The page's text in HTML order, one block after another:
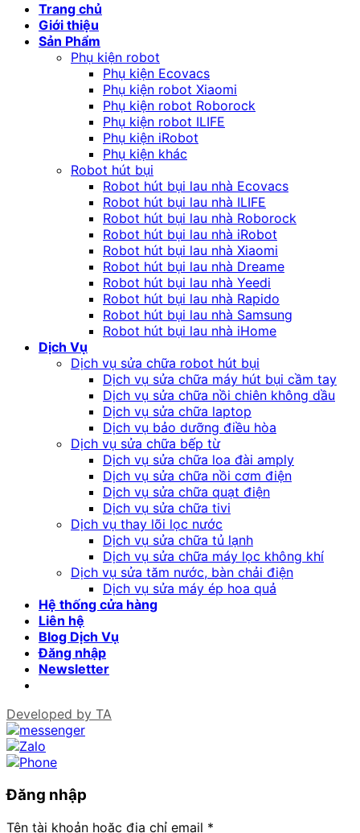
Trang chủ
Giới thiệu
Sản Phẩm
Phụ kiện robot
Phụ kiện Ecovacs
Phụ kiện robot Xiaomi
Phụ kiện robot Roborock
Phụ kiện robot ILIFE
Phụ kiện iRobot
Phụ kiện khác
Robot hút bụi
Robot hút bụi lau nhà Ecovacs
Robot hút bụi lau nhà ILIFE
Robot hút bụi lau nhà Roborock
Robot hút bụi lau nhà iRobot
Robot hút bụi lau nhà Xiaomi
Robot hút bụi lau nhà Dreame
Robot hút bụi lau nhà Yeedi
Robot hút bụi lau nhà Rapido
Robot hút bụi lau nhà Samsung
Robot hút bụi lau nhà iHome
Dịch Vụ
Dịch vụ sửa chữa robot hút bụi
Dịch vụ sửa chữa máy hút bụi cầm tay
Dịch vụ sửa chữa nồi chiên không dầu
Dịch vụ sửa chữa laptop
Dịch vụ bảo dưỡng điều hòa
Dịch vụ sửa chữa bếp từ
Dịch vụ sửa chữa loa đài amply
Dịch vụ sửa chữa nồi cơm điện
Dịch vụ sửa chữa quạt điện
Dịch vụ sửa chữa tivi
Dịch vụ thay lõi lọc nước
Dịch vụ sửa chữa tủ lạnh
Dịch vụ sửa chữa máy lọc không khí
Dịch vụ sửa tăm nước, bàn chải điện
Dịch vụ sửa máy ép hoa quả
Hệ thống cửa hàng
Liên hệ
Blog Dịch Vụ
Đăng nhập
Newsletter
Developed by TA
Đăng nhập
Tên tài khoản hoặc địa chỉ email *